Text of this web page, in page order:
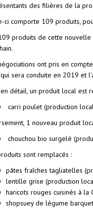
des filières de la
ci comporte 109 produits,
produits de cette nouvelle
ont pris en compte
qui sera conduite en 2019 et
détail, un produit local est
carri poulet (production
1 nouveau produit
chouchou bio surgelé
sont remplacés :
pâtes fraîches tagliatelles
lentille grise (production
haricots rouges cuisinés à la
shopsuey de légume